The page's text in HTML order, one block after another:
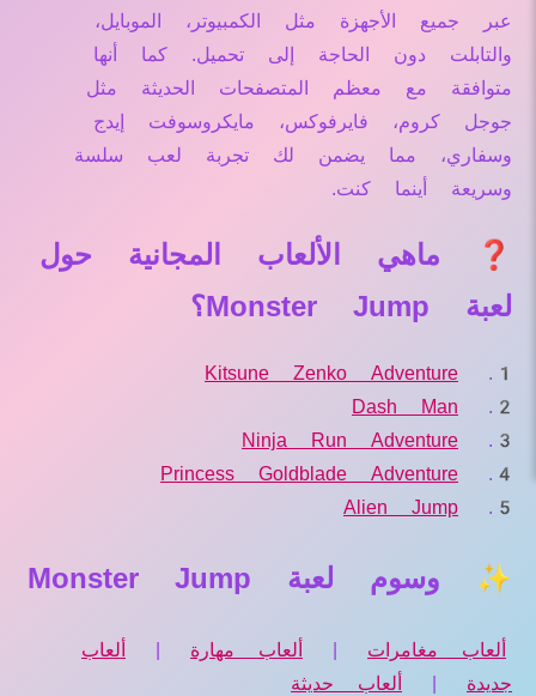
عبر جميع الأجهزة مثل الكمبيوتر، الموبايل،
والتابلت دون الحاجة إلى تحميل. كما أنها
متوافقة مع معظم المتصفحات الحديثة مثل
جوجل كروم، فايرفوكس، مايكروسوفت إيدج
وسفاري، مما يضمن لك تجربة لعب سلسة
وسريعة أينما كنت.
❓ ماهي الألعاب المجانية حول
لعبة Monster Jump؟
Kitsune Zenko Adventure
Dash Man
Ninja Run Adventure
Princess Goldblade Adventure
Alien Jump
✨ وسوم لعبة Monster Jump
ألعاب مغامرات | ألعاب مهارة |
ألعاب
جديدة
| ألعاب حديثة